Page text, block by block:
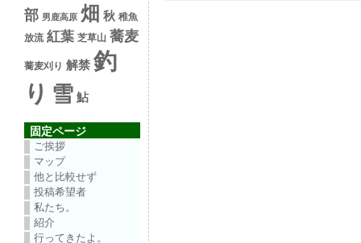
部 男鹿高原 畑 秋 稚魚
放流 紅葉 芝草山 蕎麦
蕎麦刈り 解禁 釣
り 雪 鮎
固定ページ
ご挨拶
マップ
他と比較せず
投稿希望者
私たち。
紹介
行ってきたよ。